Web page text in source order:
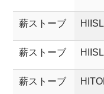
薪ストーブ
薪ストーブ
薪ストーブ